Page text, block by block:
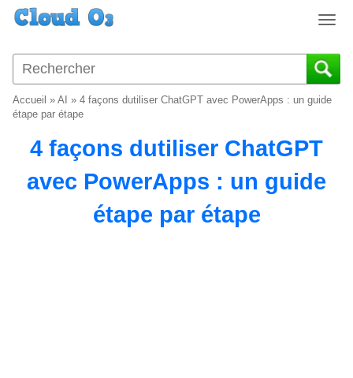
T
g
g
Accueil » AI » 4 façons dutiliser ChatGPT avec PowerApps : un guide
étape par étape
4 façons dutiliser ChatGPT
avec PowerApps : un guide
étape par étape